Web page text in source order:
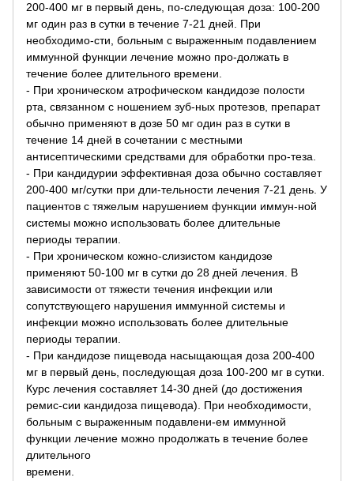
200-400 мг в первый день, по-следующая доза: 100-200
мг один раз в сутки в течение 7-21 дней. При
необходимо-сти, больным с выраженным подавлением
иммунной функции лечение можно про-должать в
течение более длительного времени.
- При хроническом атрофическом кандидозе полости
рта, связанном с ношением зуб-ных протезов, препарат
обычно применяют в дозе 50 мг один раз в сутки в
течение 14 дней в сочетании с местными
антисептическими средствами для обработки про-теза.
- При кандидурии эффективная доза обычно составляет
200-400 мг/сутки при дли-тельности лечения 7-21 день. У
пациентов с тяжелым нарушением функции иммун-ной
системы можно использовать более длительные
периоды терапии.
- При хроническом кожно-слизистом кандидозе
применяют 50-100 мг в сутки до 28 дней лечения. В
зависимости от тяжести течения инфекции или
сопутствующего нарушения иммунной системы и
инфекции можно использовать более длительные
периоды терапии.
- При кандидозе пищевода насыщающая доза 200-400
мг в первый день, последующая доза 100-200 мг в сутки.
Курс лечения составляет 14-30 дней (до достижения
ремис-сии кандидоза пищевода). При необходимости,
больным с выраженным подавлени-ем иммунной
функции лечение можно продолжать в течение более
длительного
времени.